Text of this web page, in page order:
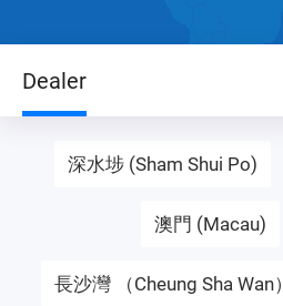
Dealer
NAS-distributeur
Dealer
深水埗 (Sham Shui Po)
澳門 (Macau)
長沙灣 （Cheung Sha Wan）